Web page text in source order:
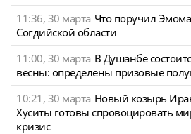
11:36, 30 марта Что поручил
Согдийской области
11:00, 30 марта В Душанбе
весны: определены призовые
10:21, 30 марта Новый козырь
Хуситы готовы спровоцировать
кризис